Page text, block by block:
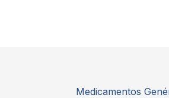
Medicamentos